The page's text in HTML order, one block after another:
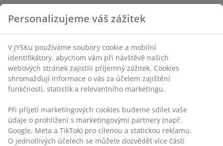
Černá zástěna z polyratanu s pevnou konstrukcí z
práškem lakované oceli. Tato stylová a funkční zástěna
poskytuje úkryt a pocit soukromí. Lze ji také použít k
rozdělení venkovního prostoru. Š150×D59×V151 cm
Skladová položka: 6400086
Návod k sestavení
Specifikace
Personalizujeme váš zážitek
V JYSKu používáme soubory cookie a mobilní
identifikátory, abychom vám při návštěvě našich
webových stránek zajistili příjemný zážitek. Cookies
shromažďují informace o vás za účelem zajištění
funkčnosti, statistik a relevantního marketingu.
Při přijetí marketingových cookies budeme sdílet vaše
údaje o prohlížení s marketingovými partnery (např.
Google, Meta a TikTok) pro cílenou a statickou reklamu.
O jednotlivých účelech se můžete dozvědět více části